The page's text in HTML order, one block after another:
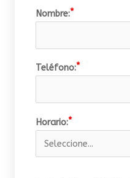
Nombre:
Teléfono:
Horario: